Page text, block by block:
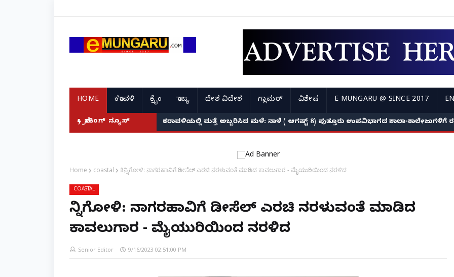
HOME ಕರಾವಳಿ ಕ್ರೈಂ ರಾಜ್ಯ ದೇಶ ವಿದೇಶ ಗ್ಲಾಮರ್ ವಿಶೇಷ E MUNGARU @ SINCE 2017
ಬ್ರೇಕಿಂಗ್ ನ್ಯೂಸ್ ಕರಾವಳಿಯಲ್ಲಿ ಮತ್ತೆ ಅಬ್ಬರಿಸಿದ ಮಳೆ: ನಾಳೆ ( ಆಗಷ್ಟ್ 8) ಪುತ್ತೂರು ಉಪವಿಭಾಗದ ಶಾಲಾ-
Home coastal ಕಿನ್ನಿಗೋಳಿ: ನಾಗರಹಾವಿಗೆ ಡೀಸೆಲ್ ಎರಚಿ ನರಳುವಂತೆ ಮಾಡಿದ ಕಾವಲುಗಾರ - ಮೈಯುರಿಯಿಂದ ನರಳಿದ
COASTAL
ಕಿನ್ನಿಗೋಳಿ: ನಾಗರಹಾವಿಗೆ ಡೀಸೆಲ್ ಎರಚಿ ನರಳುವಂತೆ ಮಾಡಿದ
ಕಾವಲುಗಾರ - ಮೈಯುರಿಯಿಂದ ನರಳಿದ
Senior Editor 9/16/2023 02:51:00 PM